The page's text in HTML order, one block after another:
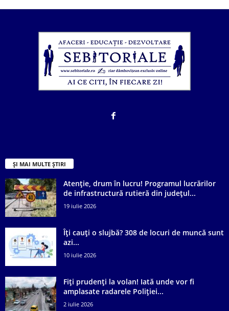
ȘI MAI MULTE ȘTIRI
Atenție, drum în lucru! Programul lucrărilor
de infrastructură rutieră din județul...
19 iulie 2026
Îți cauți o slujbă? 308 de locuri de muncă sunt
azi...
10 iulie 2026
Fiți prudenți la volan! Iată unde vor fi
amplasate radarele Poliției...
2 iulie 2026